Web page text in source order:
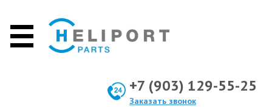
+7 (903) 129-55-25
Заказать звонок